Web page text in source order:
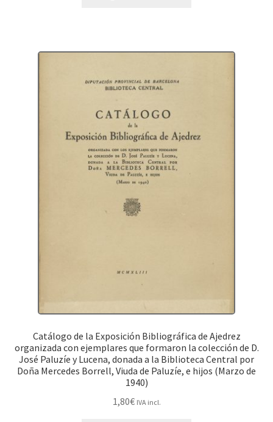
Catálogo de la Exposición Bibliográfica de Ajedrez
organizada con ejemplares que formaron la colección de D.
José Paluzíe y Lucena, donada a la Biblioteca Central por
Doña Mercedes Borrell, Viuda de Paluzíe, e hijos (Marzo de
1940)
1,80€ IVA incl.